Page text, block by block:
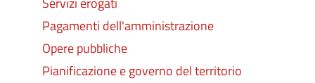
Pagamenti dell'amministrazione
Opere pubbliche
Pianificazione e governo del territorio